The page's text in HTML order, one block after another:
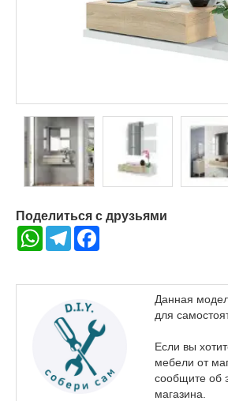
Поделиться с друзьями
WhatsAppTelegram
Данная
для
Если вы
мебели от
сообщите об
магазина.